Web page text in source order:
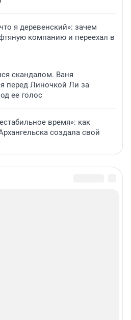
я деревенский»: зачем
компанию и переехал в
скандалом. Ваня
перед Линочкой Ли за
ее голос
время»: как
создала свой